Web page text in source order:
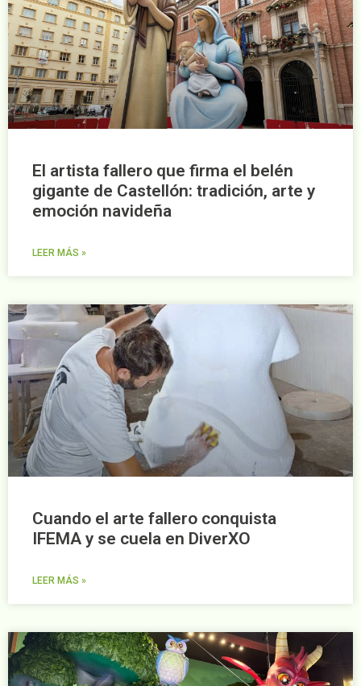
El artista fallero que firma el belén
gigante de Castellón: tradición, arte y
emoción navideña
LEER MÁS »
Cuando el arte fallero conquista
IFEMA y se cuela en DiverXO
LEER MÁS »